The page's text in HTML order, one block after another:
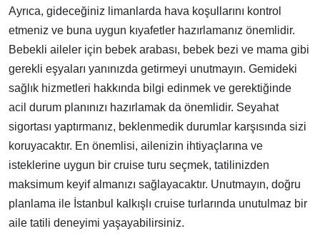
Ayrıca, gideceğiniz limanlarda hava koşullarını kontrol
etmeniz ve buna uygun kıyafetler hazırlamanız önemlidir.
Bebekli aileler için bebek arabası, bebek bezi ve mama gibi
gerekli eşyaları yanınızda getirmeyi unutmayın. Gemideki
sağlık hizmetleri hakkında bilgi edinmek ve gerektiğinde
acil durum planınızı hazırlamak da önemlidir. Seyahat
sigortası yaptırmanız, beklenmedik durumlar karşısında sizi
koruyacaktır. En önemlisi, ailenizin ihtiyaçlarına ve
isteklerine uygun bir cruise turu seçmek, tatilinizden
maksimum keyif almanızı sağlayacaktır. Unutmayın, doğru
planlama ile İstanbul kalkışlı cruise turlarında unutulmaz bir
aile tatili deneyimi yaşayabilirsiniz.